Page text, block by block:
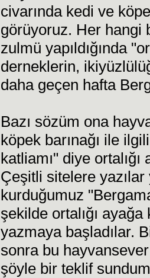
civarında kedi ve
görüyoruz. Her hangi
zulmü yapıldığında
derneklerin,
daha geçen hafta
Bazı sözüm ona
köpek barınağı ile
katliamı" diye ortalığı
Çeşitli sitelere
kurduğumuz
şekilde ortalığı ayağa
yazmaya başladılar.
sonra bu
şöyle bir teklif